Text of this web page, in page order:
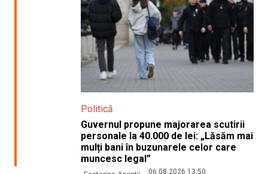
Politică
Guvernul propune majorarea scutirii
personale la 40.000 de lei: „Lăsăm mai
mulți bani în buzunarele celor care
muncesc legal”
06.08.2026 13:50